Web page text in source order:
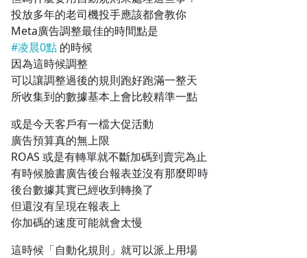
投放多年的老司機投手應該都會教你
Meta廣告調整最佳的時間點是
#凌晨0點 的時候
因為這時候調整
可以讓調整過後的規則跑好跑滿一整天
所收集到的數據基本上會比較精準一點
或是今天客戶有一檔大促活動
廣告預算真的無上限
ROAS 或是有轉單就不斷加碼到賣完為止
有時候臉書廣告後台報表並沒有那麼即時
後台數據其實已經收到轉換了
但還沒有呈現在報表上
你加碼的速度可能就會太慢
這時候「自動化規則」就可以派上用場